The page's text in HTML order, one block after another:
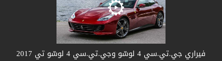
فيراري جي.تي.سي 4 لوسّو وجي.تي.سي 4 لوسّو تي 2017